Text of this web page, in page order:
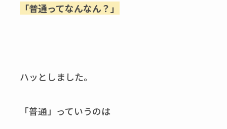
「普通ってなんなん？」
ハッとしました。
「普通」っていうのは